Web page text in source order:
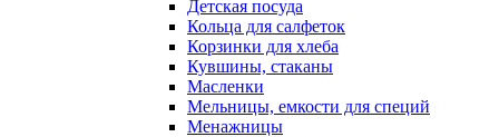
Детская посуда
Кольца для салфеток
Корзинки для хлеба
Кувшины, стаканы
Масленки
Мельницы, емкости для специй
Менажницы